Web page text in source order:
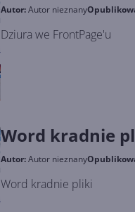
Autor:Autor nieznany
Dziura we FrontPage'u
Word kradnie
Autor:Autor nieznany
Word kradnie pliki